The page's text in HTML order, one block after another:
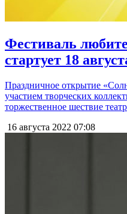
Фестиваль
стартует 18
Праздничное открытие
участием творческих
торжественное шествие
16 августа 2022 07:08